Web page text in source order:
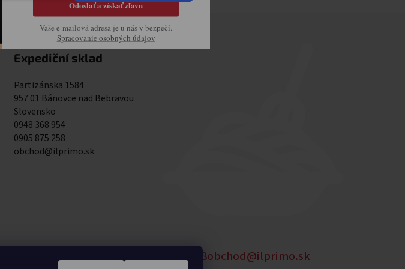
Expediční sklad
Partizánska 1584
957 01 Bánovce nad Bebravou
Slovensko
0948 368 954
0905 875 258
obchod@ilprimo.sk
0948 368 9540905 875 258obchod@ilprimo.sk
Odoslať a získať zľavu
Vaše e-mailová adresa je u nás v bezpečí.
Spracovanie osobných údajov